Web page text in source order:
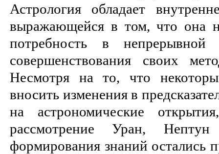
Астрология обладает
выражающейся в том, что она
потребность в непрерывной
совершенствования своих
Несмотря на то, что
вносить изменения в
на астрономические
рассмотрение Уран,
формирования знаний остались